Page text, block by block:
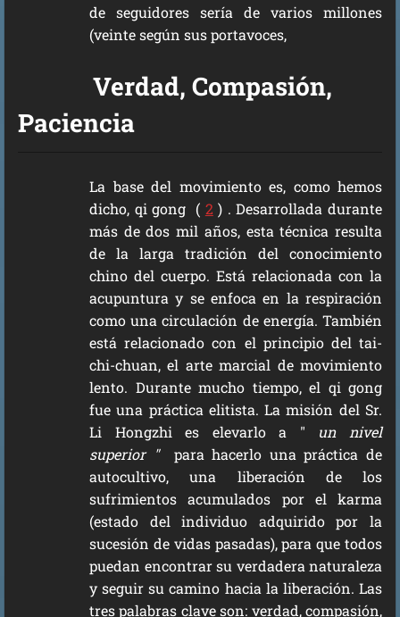
de seguidores sería de varios millones
(veinte según sus portavoces,
Verdad, Compasión,
Paciencia
La base del movimiento es, como hemos
dicho, qi gong ( 2 ) . Desarrollada durante
más de dos mil años, esta técnica resulta
de la larga tradición del conocimiento
chino del cuerpo. Está relacionada con la
acupuntura y se enfoca en la respiración
como una circulación de energía. También
está relacionado con el principio del tai-
chi-chuan, el arte marcial de movimiento
lento. Durante mucho tiempo, el qi gong
fue una práctica elitista. La misión del Sr.
Li Hongzhi es elevarlo a " un nivel
superior "para hacerlo una práctica de
autocultivo, una liberación de los
sufrimientos acumulados por el karma
(estado del individuo adquirido por la
sucesión de vidas pasadas), para que todos
puedan encontrar su verdadera naturaleza
y seguir su camino hacia la liberación. Las
tres palabras clave son: verdad, compasión,